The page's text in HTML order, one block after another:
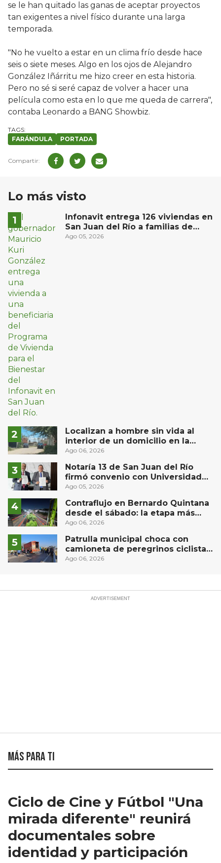
se le han quitado las ganas de aceptar proyectos
tan exigentes a nivel físico durante una larga
temporada.
"No he vuelto a estar en un clima frío desde hace
seis o siete meses. Algo en los ojos de Alejandro
González Iñárritu me hizo creer en esta historia.
Pero no sé si seré capaz de volver a hacer una
película como esta en lo que me queda de carrera",
contaba Leonardo a BANG Showbiz.
FARÁNDULA PORTADA
Lo más visto
Infonavit entrega 126 viviendas en
San Juan del Río a familias de
bajos ingresos
Ago 05, 2026
Localizan a hombre sin vida al
interior de un domicilio en la
comunidad El Rodeo, San Juan del
Ago 06, 2026
Notaría 13 de San Juan del Río
firmó convenio con Universidad
Privada del Bajío para recibir
Ago 05, 2026
Contraflujo en Bernardo Quintana
desde el sábado: la etapa más
compleja del operativo vial
Ago 06, 2026
Patrulla municipal choca con
camioneta de peregrinos ciclistas
en la autopista México-Querétaro
Ago 06, 2026
Más para ti
Ciclo de Cine y Fútbol "Una
mirada diferente" reunirá
documentales sobre
identidad y participación